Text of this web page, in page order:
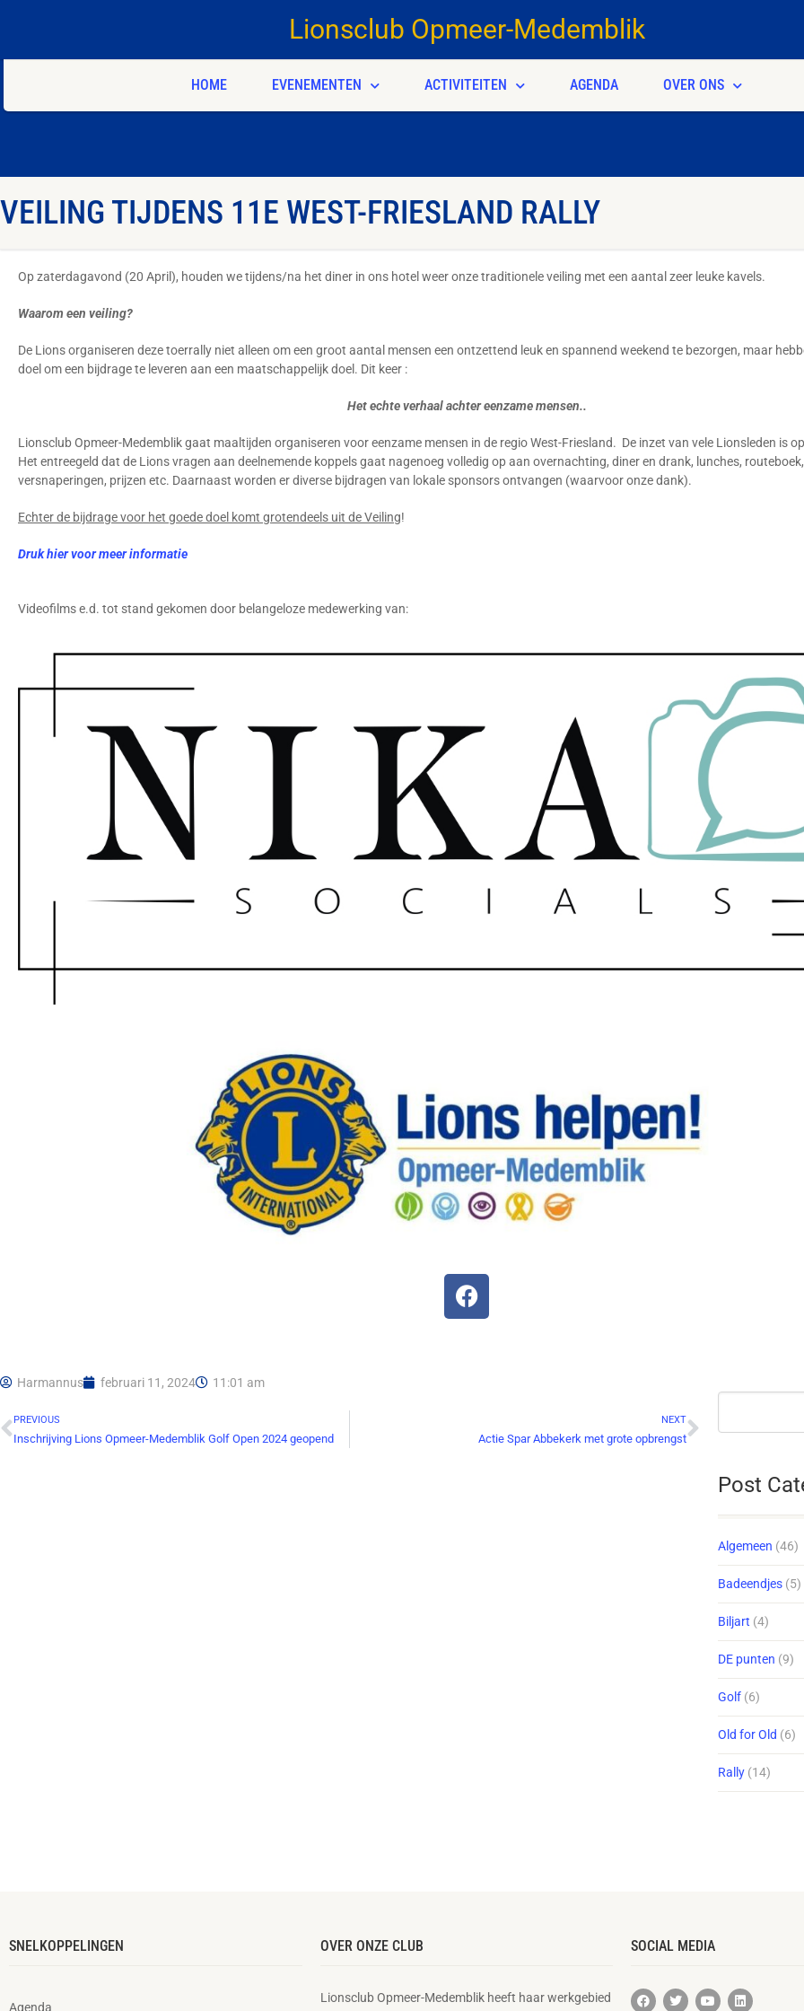
Lionsclub Opmeer-Medemblik
HOME EVENEMENTEN ACTIVITEITEN AGENDA OVER ONS
VEILING TIJDENS 11E WEST-FRIESLAND RALLY
Op zaterdagavond (20 April), houden we tijdens/na het diner in ons hotel weer onze traditionele veiling met een aantal zeer leuke kavels.
Waarom een veiling?
De Lions organiseren deze toerrally niet alleen om een groot aantal mensen een ontzettend leuk en spannend weekend te bezorgen, maar
doel om een bijdrage te leveren aan een maatschappelijk doel. Dit keer :
Het echte verhaal achter eenzame mensen..
Lionsclub Opmeer-Medemblik gaat maaltijden organiseren voor eenzame mensen in de regio West-Friesland. De inzet van vele Lionsleden is
Het entreegeld dat de Lions vragen aan deelnemende koppels gaat nagenoeg volledig op aan overnachting, diner en drank, lunches, routeboek,
versnaperingen, prijzen etc. Daarnaast worden er diverse bijdragen van lokale sponsors ontvangen (waarvoor onze dank).
Echter de bijdrage voor het goede doel komt grotendeels uit de Veiling!
Druk hier voor meer informatie
Videofilms e.d. tot stand gekomen door belangeloze medewerking van:
Harmannus februari 11, 2024 11:01 am
PREVIOUS
Inschrijving Lions Opmeer-Medemblik Golf Open 2024 geopend
NEXT
Actie Spar Abbekerk met grote opbrengst
Post
Algemeen (46)
Badeendjes(5)
Biljart (4)
DE punten (9)
Golf(6)
Old for Old (6)
Rally(14)
SNELKOPPELINGEN
Agenda
OVER ONZE CLUB
Lionsclub Opmeer-Medemblik heeft haar werkgebied
SOCIAL MEDIA